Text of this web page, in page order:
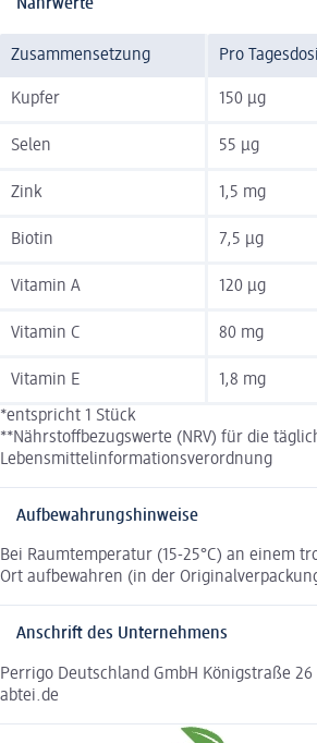
Nährwerte
Zusammensetzung Pro
Kupfer 150 µg
Selen 55 µg
Zink 1,5 mg
Biotin 7,5 µg
Vitamin A 120 µg
Vitamin C 80 mg
Vitamin E 1,8 mg
*entspricht 1 Stück
**Nährstoffbezugswerte (NRV) für die
Lebensmittelinformationsverordnung
Aufbewahrungshinweise
Bei Raumtemperatur (15-25°C) an einem
Ort aufbewahren (in der
Anschrift des Unternehmens
Perrigo Deutschland GmbH Königstraße 26
abtei.de